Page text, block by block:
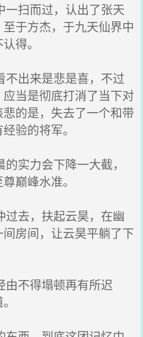
扫而过，认出了张天
于方杰，于九天仙界中
得。
出来是悲是喜，不过
当是彻底打消了当下对
的是，失去了一个和带
验的将军。
实力会下降一大截，
巅峰水准。
去，扶起云昊，在幽
房间，让云昊平躺了下
不得塌顿再有所迟